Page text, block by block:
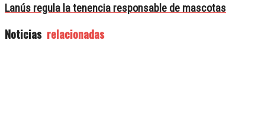
Lanús regula la tenencia responsable de mascotas
Noticias relacionadas